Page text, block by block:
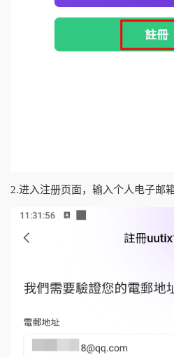
2.进入注册页面，输入个人电子邮